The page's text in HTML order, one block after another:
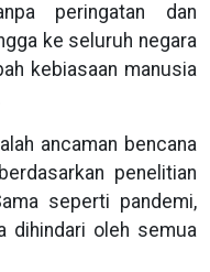
peringatan dan
ke seluruh negara
kebiasaan manusia
ancaman bencana
penelitian
seperti pandemi,
dihindari oleh semua